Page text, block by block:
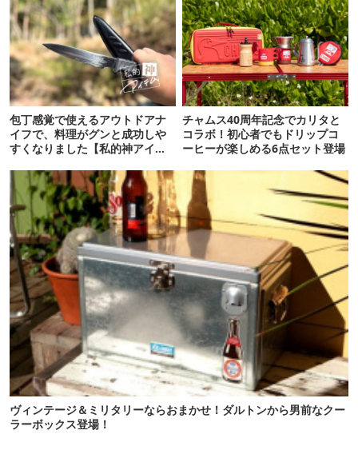
包丁感覚で使えるアウトドアナ
イフで、料理がグンと成功しや
すくなりました【私的神アイテ
チャムス40周年記念でカリタと
コラボ！初心者でもドリップコ
ーヒーが楽しめる6点セット登場
ヴィンテージ＆ミリタリーならおまかせ！ダルトンから男前なクー
ラーボックス登場！